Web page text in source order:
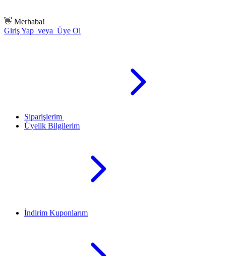
👋 Merhaba!
Giriş Yap veya Üye Ol
Siparişlerim
Üyelik Bilgilerim
İndirim Kuponlarım